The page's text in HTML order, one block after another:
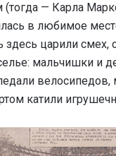
— Карла
в любимое
здесь царили смех,
мальчишки и
велосипедов,
катили